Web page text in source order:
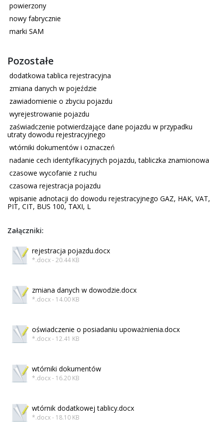
powierzony
nowy fabrycznie
marki SAM
Pozostałe
dodatkowa tablica rejestracyjna
zmiana danych w pojeździe
zawiadomienie o zbyciu pojazdu
wyrejestrowanie pojazdu
zaświadczenie potwierdzające dane pojazdu w przypadku
utraty dowodu rejestracyjnego
wtórniki dokumentów i oznaczeń
nadanie cech identyfikacyjnych pojazdu, tabliczka znamionowa
czasowe wycofanie z ruchu
czasowa rejestracja pojazdu
wpisanie adnotacji do dowodu rejestracyjnego GAZ, HAK, VAT,
PIT, CIT, BUS 100, TAXI, L
Załączniki:
rejestracja pojazdu.docx
*.docx - 20.44 KB
zmiana danych w dowodzie.docx
*.docx - 14.00 KB
oświadczenie o posiadaniu upoważnienia.docx
*.docx - 12.41 KB
wtórniki dokumentów
*.docx - 16.20 KB
wtórnik dodatkowej tablicy.docx
*.docx - 18.10 KB